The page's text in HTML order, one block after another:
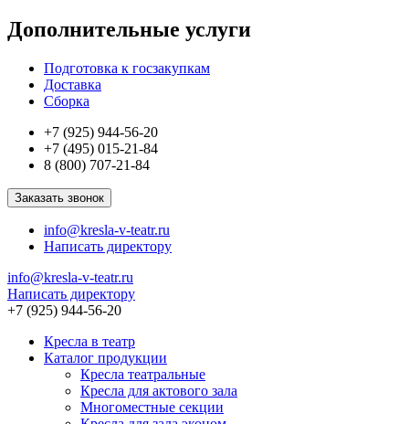
Дополнительные услуги
Подготовка к госзакупкам
Доставка
Сборка
+7 (925) 944-56-20
+7 (495) 015-21-84
8 (800) 707-21-84
Заказать звонок
info@kresla-v-teatr.ru
Написать директору
info@kresla-v-teatr.ru
Написать директору
+7 (925) 944-56-20
Кресла в театр
Каталог продукции
Кресла театральные
Кресла для актового зала
Многоместные секции